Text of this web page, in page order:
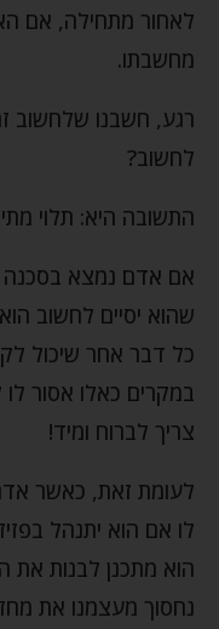
לאחור מתחילה, אם
מחשבתו.
רגע, חשבנו שלחשוב
לחשוב?
התשובה היא: תלוי
אם אדם נמצא בסכנה
שהוא יסיים לחשוב
כל דבר אחר שיכול
במקרים כאלו אסור
צריך לברוח ומיד!
לעומת זאת, כאשר אדם
לו אם הוא יתנהל
הוא מתכנן לבנות את
נחסוך מעצמנו את